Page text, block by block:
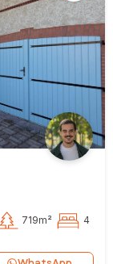
719m² 4